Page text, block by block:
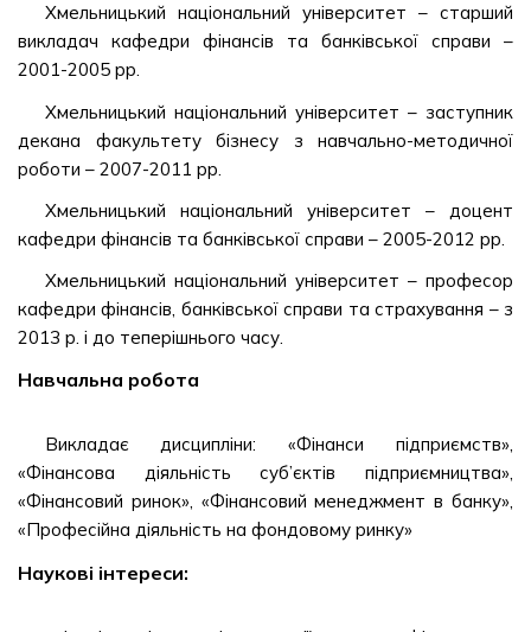
Хмельницький національний університет – старший
викладач кафедри фінансів та банківської справи –
2001-2005 рр.
Хмельницький національний університет – заступник
декана факультету бізнесу з навчально-методичної
роботи – 2007-2011 рр.
Хмельницький національний університет – доцент
кафедри фінансів та банківської справи – 2005-2012 рр.
Хмельницький національний університет – професор
кафедри фінансів, банківської справи та страхування – з
2013 р. і до теперішнього часу.
Навчальна робота
Викладає дисципліни: «Фінанси підприємств»,
«Фінансова діяльність суб’єктів підприємництва»,
«Фінансовий ринок», «Фінансовий менеджмент в банку»,
«Професійна діяльність на фондовому ринку»
Наукові інтереси: